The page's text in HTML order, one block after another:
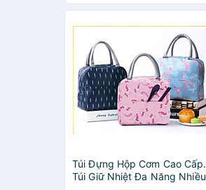
Túi Đựng Hộp Cơm Cao Cấp.
Túi Giữ Nhiệt Đa Năng Nhiều